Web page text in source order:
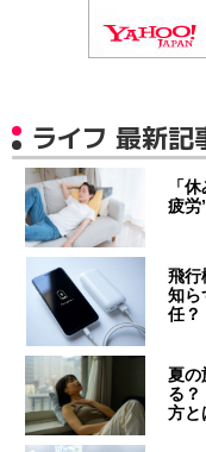
ライフ 最新記
「
疲
飛行
知ら
任？
夏の
る
方と